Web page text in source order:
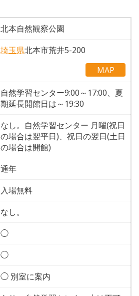
北本自然観察公園
埼玉県北本市荒井5-200
MAP
自然学習センター9:00～17:00、夏
期延長開館日は～19:30
なし。自然学習センター 月曜(祝日
の場合は翌平日)、祝日の翌日(土日
の場合は開館)
通年
入場無料
なし。
◯
◯
◯ 別室に案内